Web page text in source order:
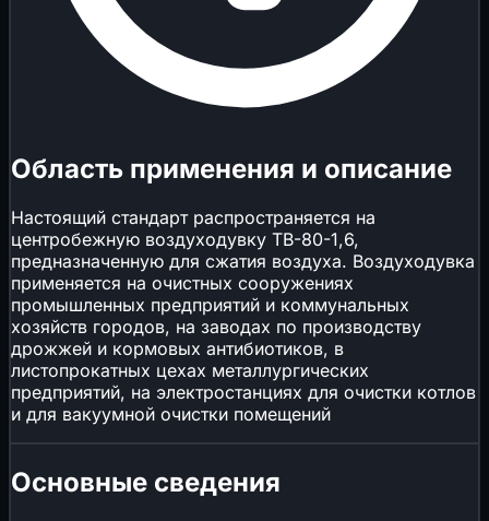
Область применения и описание
Настоящий стандарт распространяется на
центробежную воздуходувку ТВ-80-1,6,
предназначенную для сжатия воздуха. Воздуходувка
применяется на очистных сооружениях
промышленных предприятий и коммунальных
хозяйств городов, на заводах по производству
дрожжей и кормовых антибиотиков, в
листопрокатных цехах металлургических
предприятий, на электростанциях для очистки котлов
и для вакуумной очистки помещений
Основные сведения